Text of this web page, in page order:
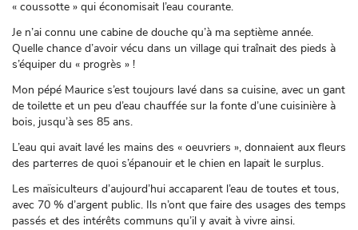
« coussotte » qui économisait l’eau courante.
Je n’ai connu une cabine de douche qu’à ma septième année.
Quelle chance d’avoir vécu dans un village qui traînait des pieds à
s’équiper du « progrès » !
Mon pépé Maurice s’est toujours lavé dans sa cuisine, avec un gant
de toilette et un peu d’eau chauffée sur la fonte d’une cuisinière à
bois, jusqu’à ses 85 ans.
L’eau qui avait lavé les mains des « oeuvriers », donnaient aux fleurs
des parterres de quoi s’épanouir et le chien en lapait le surplus.
Les maïsiculteurs d’aujourd’hui accaparent l’eau de toutes et tous,
avec 70 % d’argent public. Ils n’ont que faire des usages des temps
passés et des intérêts communs qu’il y avait à vivre ainsi.